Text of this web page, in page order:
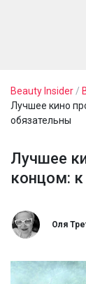
Beauty Insider /
Лучшее кино
обязательны
Лучшее
концом:
Оля